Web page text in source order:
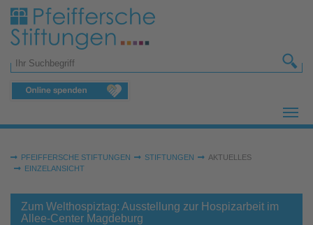
Zum Hauptinhalt springen
Suchformular
Sie sind hier:
PFEIFFERSCHE STIFTUNGEN STIFTUNGEN
AKTUELLES
EINZELANSICHT
Zum Welthospiztag: Ausstellung zur Hospizarbeit im
Allee-Center Magdeburg